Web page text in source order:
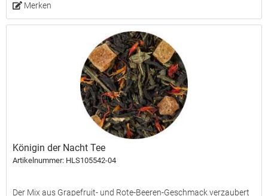
Merken
Königin der Nacht Tee
Artikelnummer: HLS105542-04
Der Mix aus Grapefruit- und Rote-Beeren-Geschmack verzaubert